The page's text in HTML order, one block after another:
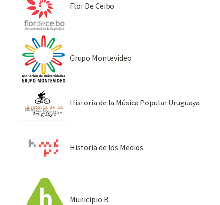
Flor De Ceibo
Grupo Montevideo
Historia de la Música Popular Uruguaya
Historia de los Medios
Municipio B